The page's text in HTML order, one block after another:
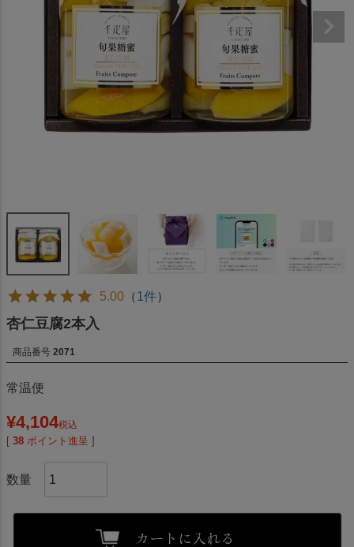
5.00 （1件）
杏仁豆腐2本入
商品番号 2071
常温便
¥4,104税込
[ 38 ポイント進呈 ]
カートに入れる